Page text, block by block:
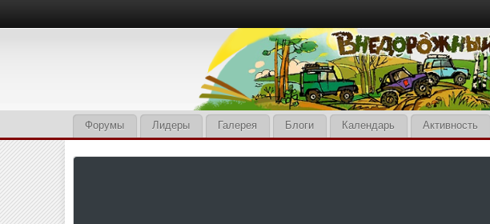
Форумы Лидеры Галерея Блоги Календарь Активность